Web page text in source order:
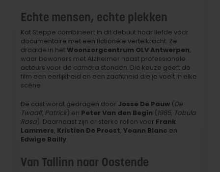
Echte mensen, echte plekken
Kat Steppe combineert in dit debuut haar liefde voor
documentaire met een fictionele vertelkracht. Ze
draaide in het Woonzorgcentrum OLV Antwerpen,
waar bewoners met Alzheimer naast professionele
acteurs voor de camera stonden. Die keuze geeft de
film een eerlijkheid en een zachtheid die je voelt in elke
scène.
De cast wordt gedragen door Josse De Pauw (De
Twaalf, Patrick) en Peter Van den Begin (1985, Tabula
Rasa). Daarnaast zijn er sterke rollen voor Frank
Lammers, Kristien De Proost,Yoann Blanc en
Edwige Bailly.
Van Tallinn naar Oostende